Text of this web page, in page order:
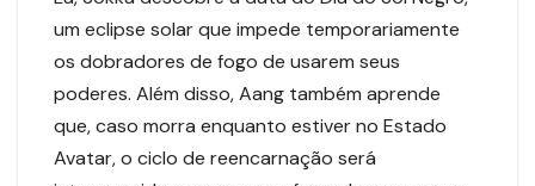
um eclipse solar que impede temporariamente
os dobradores de fogo de usarem seus
poderes. Além disso, Aang também aprende
que, caso morra enquanto estiver no Estado
Avatar, o ciclo de reencarnação será